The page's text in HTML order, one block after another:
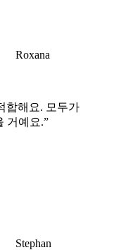
Roxana
합해요. 모두가
거예요.”
Stephan